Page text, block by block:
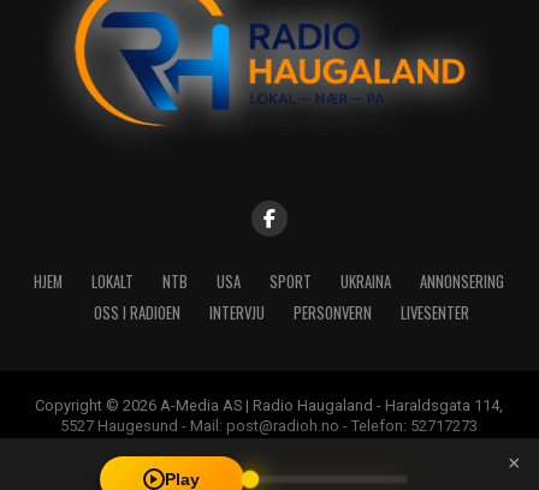
HJEM LOKALT NTB USA SPORT UKRAINA
ANNONSERING
OSS I RADIOEN
INTERVJU PERSONVERN LIVESENTER
Copyright © 2026 A-Media AS | Radio Haugaland - Haraldsgata 114,
5527 Haugesund - Mail: post@radioh.no - Telefon: 52717273
Play
×